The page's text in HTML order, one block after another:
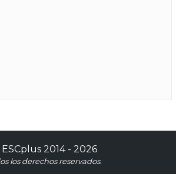
ESCplus2014 - 2026
los derechos reservados.